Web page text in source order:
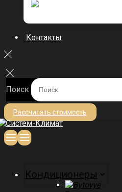
Контакты
Поиск
Рассчитать стоимость
Кондиционеры